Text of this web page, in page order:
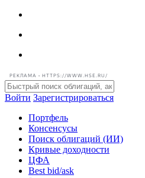
РЕКЛАМА • HTTPS://WWW.HSE.RU/
Войти Зарегистрироваться
Портфель
Консенсусы
Поиск облигаций (ИИ)
Кривые доходности
ЦФА
Best bid/ask